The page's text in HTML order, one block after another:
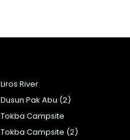
Liros River
Dusun Pak Abu (2)
Tokba Campsite
Tokba Campsite (2)